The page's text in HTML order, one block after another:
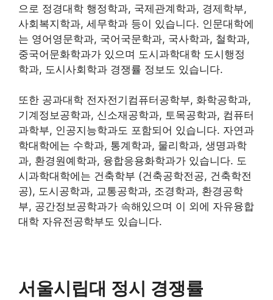
으로 정경대학 행정학과, 국제관계학과, 경제학부,
사회복지학과, 세무학과 등이 있습니다. 인문대학에
는 영어영문학과, 국어국문학과, 국사학과, 철학과,
중국어문화학과가 있으며 도시과학대학 도시행정
학과, 도시사회학과 경쟁률 정보도 있습니다.
또한 공과대학 전자전기컴퓨터공학부, 화학공학과,
기계정보공학과, 신소재공학과, 토목공학과, 컴퓨터
과학부, 인공지능학과도 포함되어 있습니다. 자연과
학대학에는 수학과, 통계학과, 물리학과, 생명과학
과, 환경원예학과, 융합응용화학과가 있습니다. 도
시과학대학에는 건축학부 (건축공학전공, 건축학전
공), 도시공학과, 교통공학과, 조경학과, 환경공학
부, 공간정보공학과가 속해있으며 이 외에 자유융합
대학 자유전공학부도 있습니다.
서울시립대 정시 경쟁률